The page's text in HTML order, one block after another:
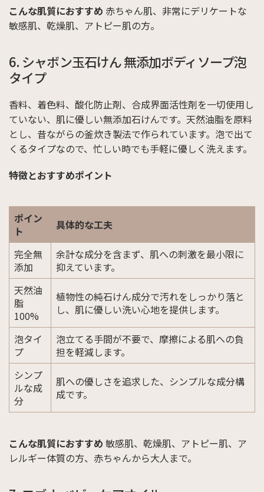
こんな肌質におすすめ 赤ちゃん肌、非常にデリケートな
敏感肌、乾燥肌、アトピー肌の方。
6. シャボン玉石けん 無添加ボディソープ泡
タイプ
香料、着色料、酸化防止剤、合成界面活性剤を一切使用し
ていない、肌に優しい無添加石けんです。天然油脂を原料
とし、昔ながらの釜炊き製法で作られています。泡で出て
くるタイプなので、忙しい時でも手軽に優しく洗えます。
特徴とおすすめポイント
ポイン
ト
具体的な工夫
完全無
添加
余計な成分を含まず、肌への刺激を最小限に
抑えています。
天然油
脂
100%
植物性の純石けん成分で汚れをしっかり落と
し、肌に優しい洗い心地を提供します。
泡タイ
プ
泡立てる手間が不要で、摩擦による肌への負
担を軽減します。
シンプ
ルな成
分
肌への優しさを追求した、シンプルな成分構
成です。
こんな肌質におすすめ 敏感肌、乾燥肌、アトピー肌、ア
レルギー体質の方、赤ちゃんから大人まで。